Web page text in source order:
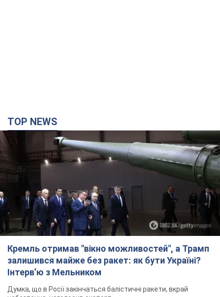
Кремль отримав "вікно можливостей", а Трамп
залишився майже без ракет: як бути Україні?
Інтерв’ю з Мельником
Думка, що в Росії закінчаться балістичні ракети, вкрай
небезпечна, наголосив експерт
2 часа назад 12,0 т.
"Все горіло": очевидиця розповіла про загибель
3-річного хлопчика і його рідних внаслідок
атаки РФ на Київщину. Відео та фото